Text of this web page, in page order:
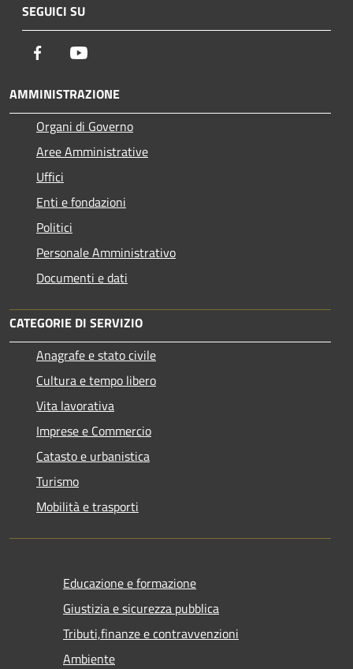
SEGUICI SU
Facebook
AMMINISTRAZIONE
Organi di Governo
Aree Amministrative
Uffici
Enti e fondazioni
Politici
Personale Amministrativo
Documenti e dati
CATEGORIE DI SERVIZIO
Anagrafe e stato civile
Cultura e tempo libero
Vita lavorativa
Imprese e Commercio
Catasto e urbanistica
Turismo
Mobilità e trasporti
Educazione e formazione
Giustizia e sicurezza pubblica
Tributi,finanze e contravvenzioni
Ambiente